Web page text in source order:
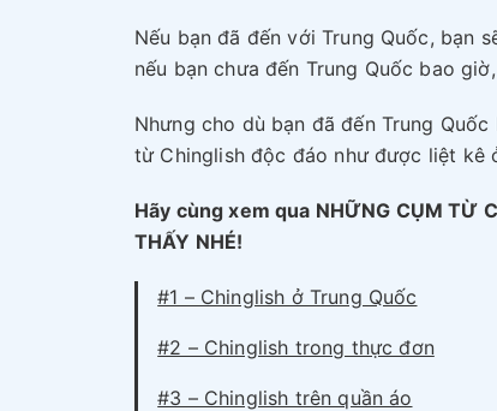
Nếu bạn đã đến với Trung Quốc, bạn
nếu bạn chưa đến Trung Quốc bao
Nhưng cho dù bạn đã đến Trung
từ Chinglish độc đáo như được liệt kê
Hãy cùng xem qua NHỮNG CỤM TỪ
THẤY NHÉ!
#1 – Chinglish ở Trung Quốc
#2 – Chinglish trong thực đơn
#3 – Chinglish trên quần áo